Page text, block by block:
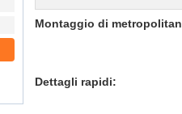
Montaggio di
Dettagli rapidi: